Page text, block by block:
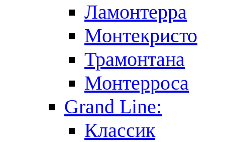
Ламонтерра
Монтекристо
Трамонтана
Монтерроса
Grand Line:
Классик